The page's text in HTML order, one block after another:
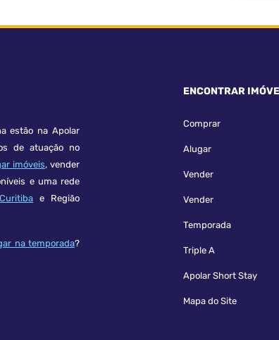
estão na Apolar
de atuação no
imóveis, vender
e uma rede
e Região
na temporada?
ENCONTRAR
Comprar
Alugar
Vender
Vender
Temporada
Triple A
Apolar Short Stay
Mapa do Site